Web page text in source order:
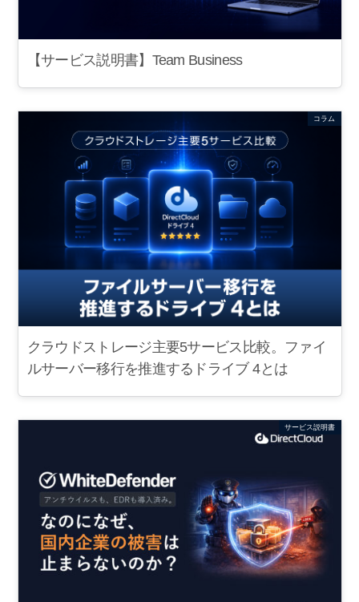
【サービス説明書】Team Business
コラム
クラウドストレージ主要5サービス比較。ファイ
ルサーバー移行を推進するドライブ 4とは
サービス説明書